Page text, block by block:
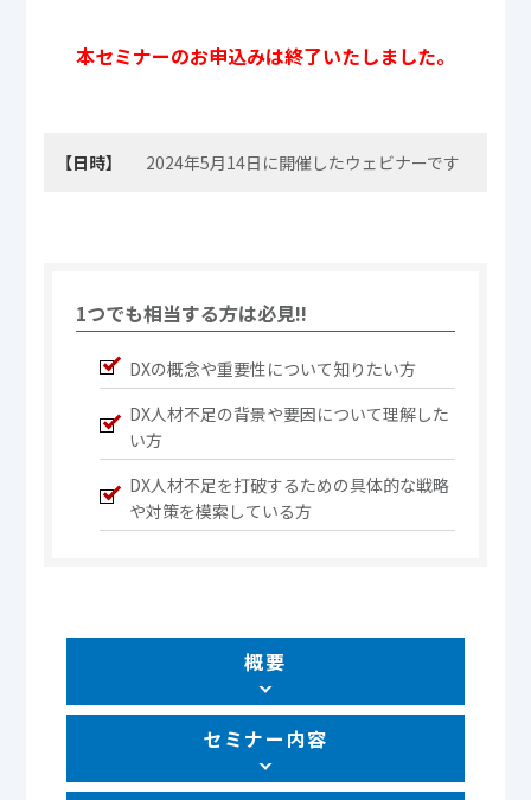
本セミナーのお申込みは終了いたしました。
【日時】 2024年5月14日に開催したウェビナーです
1つでも相当する方は必見!!
DXの概念や重要性について知りたい方
DX人材不足の背景や要因について理解した
い方
DX人材不足を打破するための具体的な戦略
や対策を模索している方
概要
セミナー内容